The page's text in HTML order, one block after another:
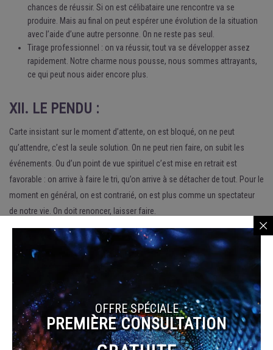
chances de réussir. Si on est célibataire une rencontre va se
produire. Mais au final on peut espérer une évolution de la situation
avec l’aide d’une autre personne. On ne reste pas seul.
Tirage professionnel : on va réussir, tout va se développer assez
rapidement. Notre charme nous pousse, nous sommes attrayants,
ce qui peut nous aider encore plus.
XII. LE PENDU :
Carte insistant sur le moment d’attente, on est bloqué, on ne peut
qu’attendre, c’est la seule solution. On ne peut rien faire, on subit les
événements. Ou d’un point de vue spirituel c’est mise en retrait est
favorable : on arrive à faire le tri, qu’on arrive à se détacher de tout. Pour le
moment en général, on est contrarié, on est plus comme un spectateur
de notre vie. On doit renoncer, laisser faire.
Tirage affectif : des sacrifices sont à prévoir, on a essayé de ne
s’intéresser plus qu’à son partenaire de ce fait on s’est oublié. On se
sacrifie, mais attention au retour de bâton. On est dans une période
d’illusions, on ne croit que ce que l’on veut bien voir de nous. Il vaut
mieux laisser tomber une personne.
Tirage professionnel : malheureusement on arrive à un point de
saturation. On n’en peut plus, et les conséquences se répercutent
même d’un point de vue mental. On est morne, triste, déçu, inactif.
Les projets sont bloqués, on marche à reculons.
OFFRE SPÉCIALE
PREMIÈRE CONSULTATION